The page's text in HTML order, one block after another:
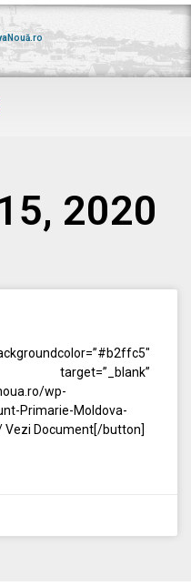
2020
wp-
Primarie-Moldova-
Vezi Document[/button]